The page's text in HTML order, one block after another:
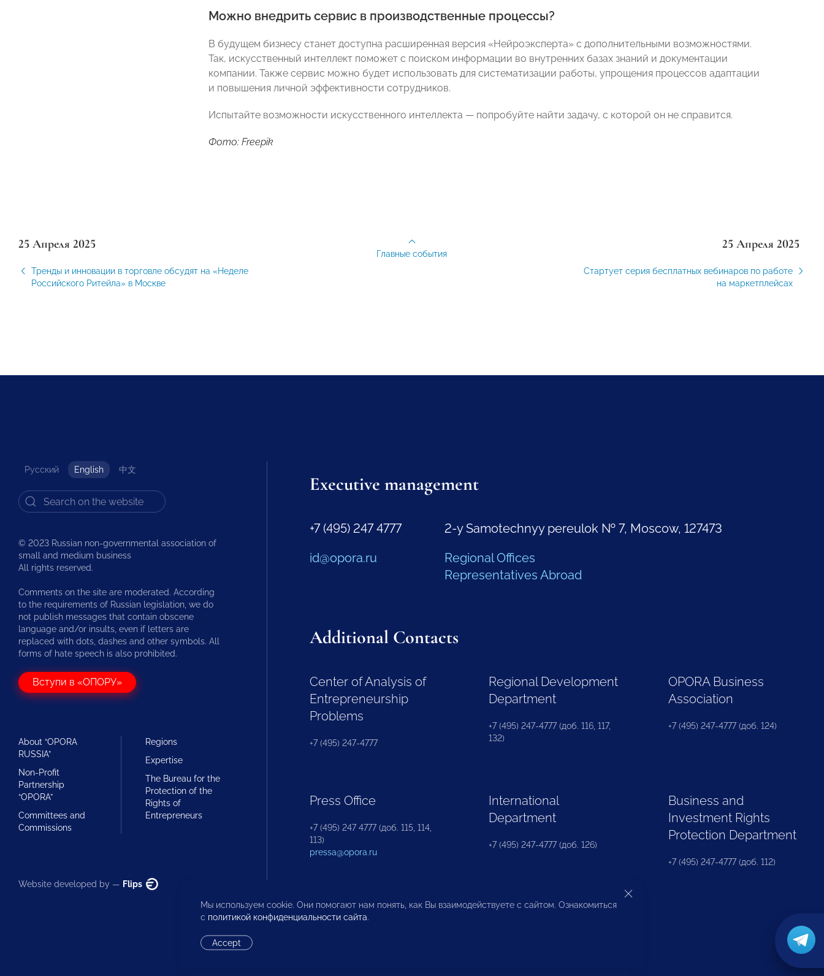
Можно внедрить сервис в производственные процессы?
В будущем бизнесу станет доступна расширенная версия «Нейроэксперта» с дополнительными возможностями.
Так, искусственный интеллект поможет с поиском информации во внутренних базах знаний и документации
компании. Также сервис можно будет использовать для систематизации работы, упрощения процессов адаптации
и повышения личной эффективности сотрудников.
Испытайте возможности искусственного интеллекта — попробуйте найти задачу, с которой он не справится.
Фото: Freepik
25 Апреля 2025
Тренды и инновации в торговле обсудят на «Неделе
Российского Ритейла» в Москве
25 Апреля 2025
Стартует серия бесплатных вебинаров по работе
на маркетплейсах
Главные события
Русский English 中文
© 2023 Russian non-governmental association of
small and medium business
All rights reserved.
Comments on the site are moderated. According
to the requirements of Russian legislation, we do
not publish messages that contain obscene
language and/or insults, even if letters are
replaced with dots, dashes and other symbols. All
forms of hate speech is also prohibited.
Вступи в «ОПОРУ»
About “OPORA
RUSSIA”
Non-Profit
Partnership
“OPORA”
Committees and
Commissions
Regions
Expertise
The Bureau for the
Protection of the
Rights of
Entrepreneurs
Website developed by — Flips
Executive management
+7 (495) 247 4777
id@opora.ru
2-y Samotechnyy pereulok № 7, Moscow, 127473
Regional Offices
Representatives Abroad
Additional Contacts
Center of Analysis of
Entrepreneurship
Problems
+7 (495) 247-4777
Regional Development
Department
+7 (495) 247-4777 (доб. 116, 117,
132)
OPORA Business
Association
+7 (495) 247-4777 (доб. 124)
Press Office
+7 (495) 247 4777 (доб. 115, 114,
113)
pressa@opora.ru
International
Department
+7 (495) 247-4777 (доб. 126)
Business and
Investment Rights
Protection Department
+7 (495) 247-4777 (доб. 112)
Мы используем cookie. Они помогают нам понять, как Вы взаимодействуете с сайтом. Ознакомиться
с политикой конфиденциальности сайта.
Accept